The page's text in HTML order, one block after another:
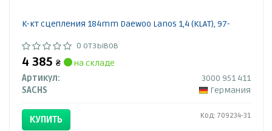
К-кт сцепления 184mm Daewoo Lanos 1,4 (KLAT), 97-
0 отзывов
4 385 ₴
на складе
Артикул:
3000 951 411
SACHS
Германия
КУПИТЬ Код: 709234-31